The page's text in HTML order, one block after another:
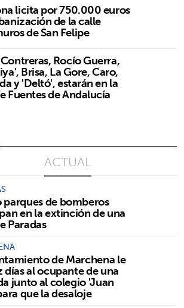
licita por 750.000 euros
de la calle
de San Felipe
Rocío Guerra,
Brisa, La Gore, Caro,
y 'Deltó', estarán en la
Fuentes de Andalucía
ACTUAL
de bomberos
en la extinción de una
Paradas
de Marchena le
días al ocupante de una
junto al colegio 'Juan
que la desaloje